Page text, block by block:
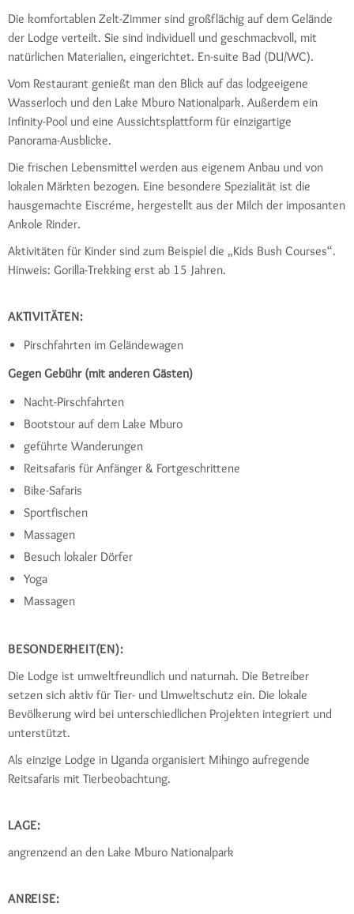
Die komfortablen Zelt-Zimmer sind großflächig auf dem Gelände
der Lodge verteilt. Sie sind individuell und geschmackvoll, mit
natürlichen Materialien, eingerichtet. En-suite Bad (DU/WC).
Vom Restaurant genießt man den Blick auf das lodgeeigene
Wasserloch und den Lake Mburo Nationalpark. Außerdem ein
Infinity-Pool und eine Aussichtsplattform für einzigartige
Panorama-Ausblicke.
Die frischen Lebensmittel werden aus eigenem Anbau und von
lokalen Märkten bezogen. Eine besondere Spezialität ist die
hausgemachte Eiscréme, hergestellt aus der Milch der imposanten
Ankole Rinder.
Aktivitäten für Kinder sind zum Beispiel die „Kids Bush Courses“.
Hinweis: Gorilla-Trekking erst ab 15 Jahren.
AKTIVITÄTEN:
Pirschfahrten im Geländewagen
Gegen Gebühr (mit anderen Gästen)
Nacht-Pirschfahrten
Bootstour auf dem Lake Mburo
geführte Wanderungen
Reitsafaris für Anfänger & Fortgeschrittene
Bike-Safaris
Sportfischen
Massagen
Besuch lokaler Dörfer
Yoga
Massagen
BESONDERHEIT(EN):
Die Lodge ist umweltfreundlich und naturnah. Die Betreiber
setzen sich aktiv für Tier- und Umweltschutz ein. Die lokale
Bevölkerung wird bei unterschiedlichen Projekten integriert und
unterstützt.
Als einzige Lodge in Uganda organisiert Mihingo aufregende
Reitsafaris mit Tierbeobachtung.
LAGE:
angrenzend an den Lake Mburo Nationalpark
ANREISE: